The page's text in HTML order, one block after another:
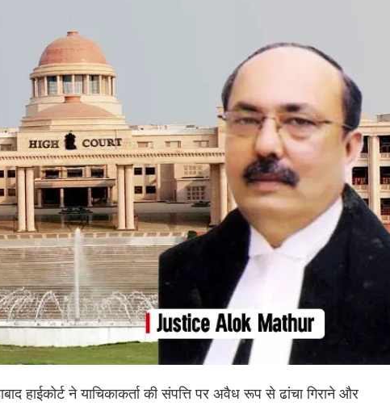
हाईकोर्ट ने याचिकाकर्ता की संपत्ति पर अवैध रूप से ढांचा गिराने और